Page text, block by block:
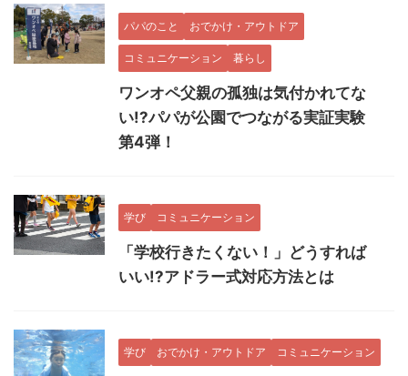
パパのこと おでかけ・アウトドア
コミュニケーション 暮らし
ワンオペ父親の孤独は気付かれてな
い!?パパが公園でつながる実証実験
第4弾！
学び コミュニケーション
「学校行きたくない！」どうすれば
いい!?アドラー式対応方法とは
学び おでかけ・アウトドア コミュニケーション